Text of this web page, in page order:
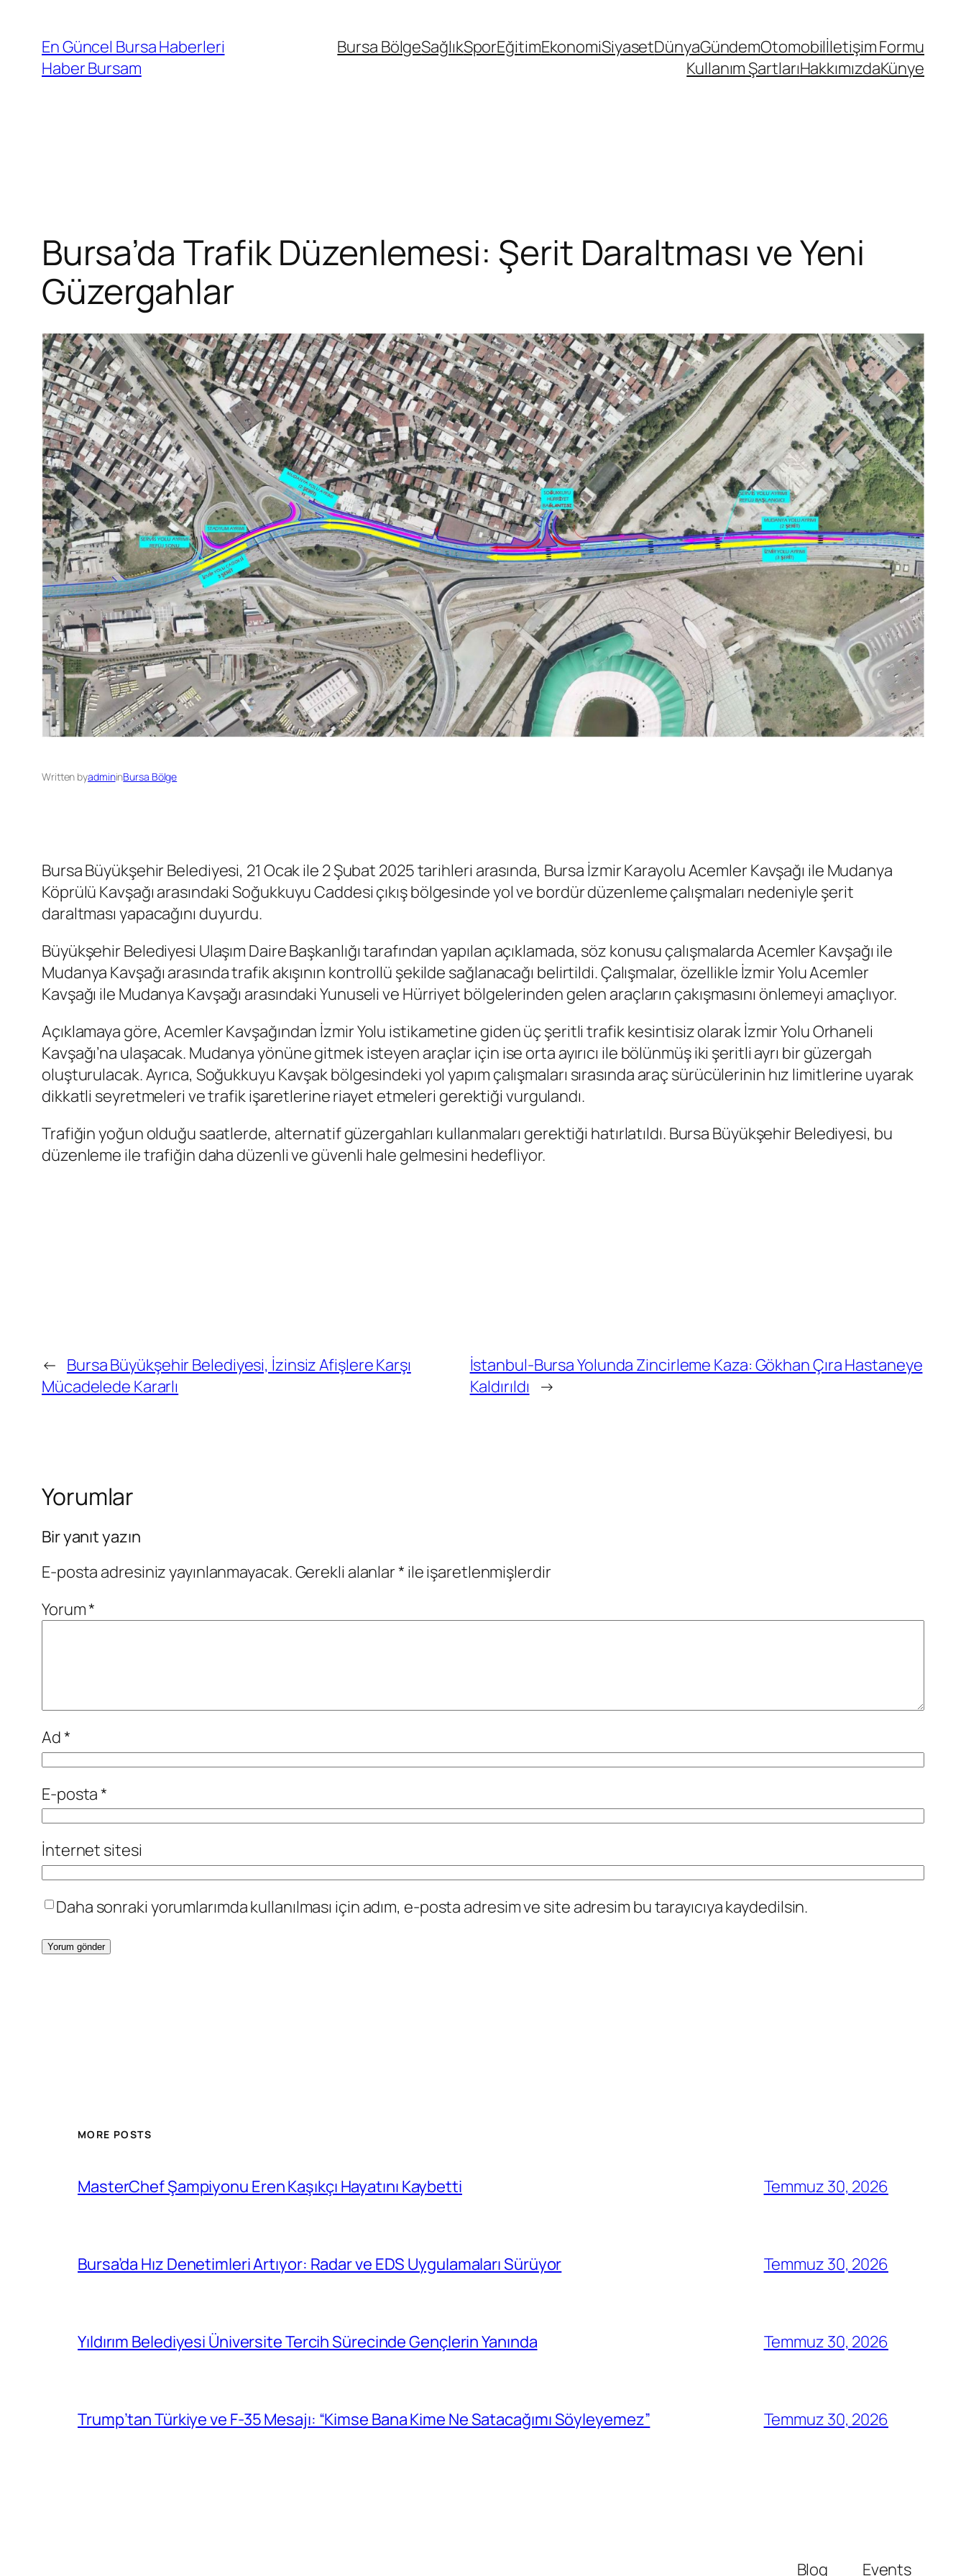
En Güncel Bursa Haberleri
Haber Bursam
Bursa BölgeSağlıkSporEğitimEkonomiSiyasetDünyaGündemOtomobilİletişim Formu
Kullanım ŞartlarıHakkımızdaKünye
Bursa’da Trafik Düzenlemesi: Şerit Daraltması ve Yeni
Güzergahlar
Written byadmininBursa Bölge
Bursa Büyükşehir Belediyesi, 21 Ocak ile 2 Şubat 2025 tarihleri arasında, Bursa İzmir Karayolu Acemler Kavşağı ile Mudanya
Köprülü Kavşağı arasındaki Soğukkuyu Caddesi çıkış bölgesinde yol ve bordür düzenleme çalışmaları nedeniyle şerit
daraltması yapacağını duyurdu.
Büyükşehir Belediyesi Ulaşım Daire Başkanlığı tarafından yapılan açıklamada, söz konusu çalışmalarda Acemler Kavşağı ile
Mudanya Kavşağı arasında trafik akışının kontrollü şekilde sağlanacağı belirtildi. Çalışmalar, özellikle İzmir Yolu Acemler
Kavşağı ile Mudanya Kavşağı arasındaki Yunuseli ve Hürriyet bölgelerinden gelen araçların çakışmasını önlemeyi amaçlıyor.
Açıklamaya göre, Acemler Kavşağından İzmir Yolu istikametine giden üç şeritli trafik kesintisiz olarak İzmir Yolu Orhaneli
Kavşağı’na ulaşacak. Mudanya yönüne gitmek isteyen araçlar için ise orta ayırıcı ile bölünmüş iki şeritli ayrı bir güzergah
oluşturulacak. Ayrıca, Soğukkuyu Kavşak bölgesindeki yol yapım çalışmaları sırasında araç sürücülerinin hız limitlerine uyarak
dikkatli seyretmeleri ve trafik işaretlerine riayet etmeleri gerektiği vurgulandı.
Trafiğin yoğun olduğu saatlerde, alternatif güzergahları kullanmaları gerektiği hatırlatıldı. Bursa Büyükşehir Belediyesi, bu
düzenleme ile trafiğin daha düzenli ve güvenli hale gelmesini hedefliyor.
← Bursa Büyükşehir Belediyesi, İzinsiz Afişlere Karşı
Mücadelede Kararlı
İstanbul-Bursa Yolunda Zincirleme Kaza: Gökhan Çıra Hastaneye
Kaldırıldı →
Yorumlar
Bir yanıt yazın
E-posta adresiniz yayınlanmayacak.Gerekli alanlar* ile işaretlenmişlerdir
Yorum*
Ad*
E-posta*
İnternet sitesi
Daha sonraki yorumlarımda kullanılması için adım, e-posta adresim ve site adresim bu tarayıcıya kaydedilsin.
MORE POSTS
MasterChef Şampiyonu Eren Kaşıkçı Hayatını Kaybetti Temmuz 30, 2026
Bursa’da Hız Denetimleri Artıyor: Radar ve EDS Uygulamaları Sürüyor Temmuz 30, 2026
Yıldırım Belediyesi Üniversite Tercih Sürecinde Gençlerin Yanında Temmuz 30, 2026
Trump’tan Türkiye ve F-35 Mesajı: “Kimse Bana Kime Ne Satacağımı Söyleyemez” Temmuz 30, 2026
Blog Events